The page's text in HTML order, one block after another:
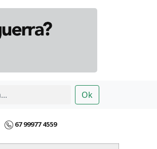
Ok
67 99977 4559